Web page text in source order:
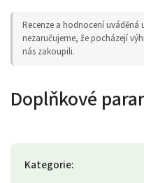
Recenze a hodnocení
nezaručujeme, že pocházejí
nás zakoupili.
Doplňkové
Kategorie: